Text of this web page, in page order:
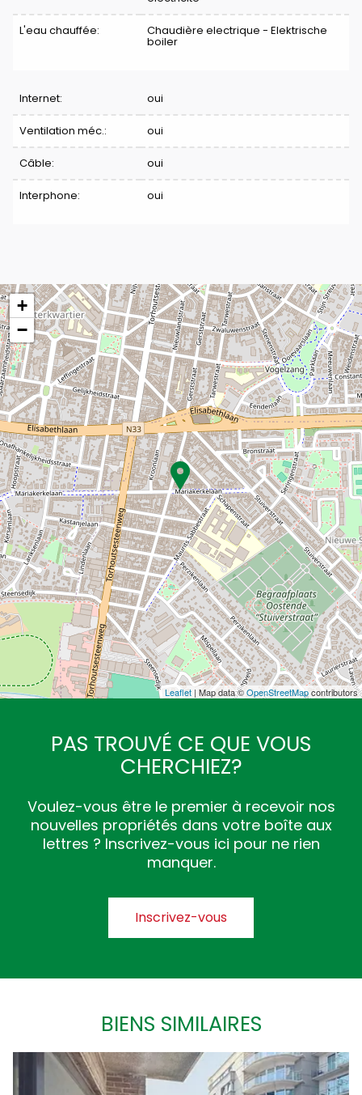
L'eau chauffée: Chaudière electrique - Elektrische
boiler
Internet: oui
Ventilation méc.: oui
Câble: oui
Interphone: oui
+
−
Leaflet | Map data ©OpenStreetMapcontributors
PAS TROUVÉ CE QUE VOUS
CHERCHIEZ?
Voulez-vous être le premier à recevoir nos
nouvelles propriétés dans votre boîte aux
lettres ? Inscrivez-vous ici pour ne rien
manquer.
Inscrivez-vous
BIENS SIMILAIRES